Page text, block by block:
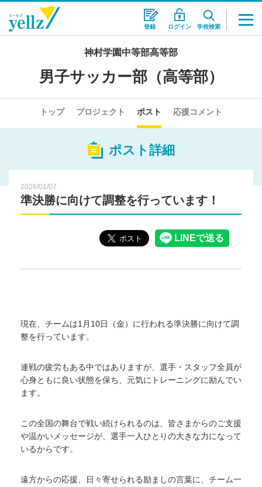
登録 ログイン 学校検索
神村学園中等部高等部
男子サッカー部（高等部）
トップ プロジェクト ポスト 応援コメント
ポスト詳細
2026/01/07
準決勝に向けて調整を行っています！
現在、チームは1月10日（金）に行われる準決勝に向けて調
整を行っています。
連戦の疲労もある中ではありますが、選手・スタッフ全員が
心身ともに良い状態を保ち、元気にトレーニングに励んでい
ます。
この全国の舞台で戦い続けられるのは、皆さまからのご支援
や温かいメッセージが、選手一人ひとりの大きな力になって
いるからです。
遠方からの応援、日々寄せられる励ましの言葉に、チーム一